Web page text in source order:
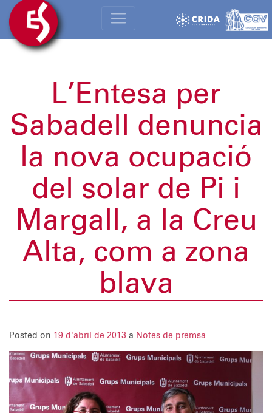
L’Entesa per
Sabadell denuncia
la nova ocupació
del solar de Pi i
Margall, a la Creu
Alta, com a zona
blava
Posted on 19 d'abril de 2013 a Notes de premsa